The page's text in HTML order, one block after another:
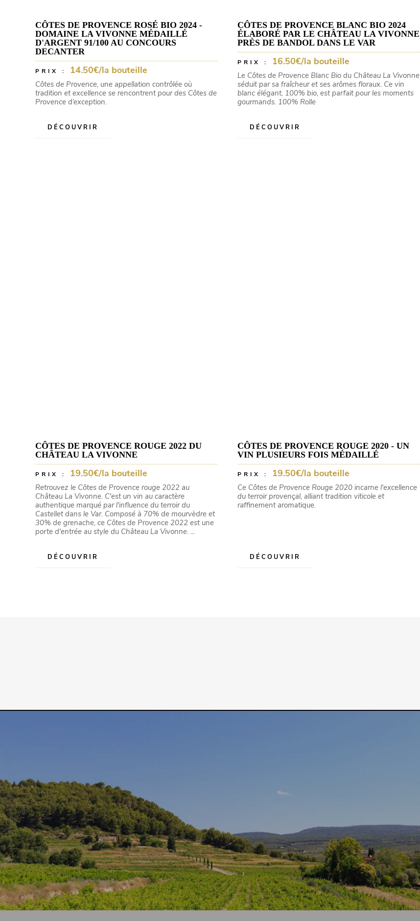
CÔTES DE PROVENCE ROSÉ BIO 2024 -
DOMAINE LA VIVONNE MÉDAILLÉ
D'ARGENT 91/100 AU CONCOURS
DECANTER
PRIX : 14.50€/la bouteille
Côtes de Provence, une appellation contrôlée où
tradition et excellence se rencontrent pour des Côtes de
Provence d’exception.
DÉCOUVRIR
CÔTES DE PROVENCE BLANC BIO 2024
ÉLABORÉ PAR LE CHÂTEAU LA VIVONNE
PRÈS DE BANDOL DANS LE VAR
PRIX : 16.50€/la bouteille
Le Côtes de Provence Blanc Bio du Château La Vivonne
séduit par sa fraîcheur et ses arômes floraux. Ce vin
blanc élégant, 100% bio, est parfait pour les moments
gourmands. 100% Rolle
DÉCOUVRIR
CÔTES DE PROVENCE ROUGE 2022 DU
CHÂTEAU LA VIVONNE
PRIX : 19.50€/la bouteille
Retrouvez le Côtes de Provence rouge 2022 au
Château La Vivonne. C'est un vin au caractère
authentique marqué par l'influence du terroir du
Castellet dans le Var. Composé à 70% de mourvèdre et
30% de grenache, ce Côtes de Provence 2022 est une
porte d'entrée au style du Château La Vivonne. ...
DÉCOUVRIR
CÔTES DE PROVENCE ROUGE 2020 - UN
VIN PLUSIEURS FOIS MÉDAILLÉ
PRIX : 19.50€/la bouteille
Ce Côtes de Provence Rouge 2020 incarne l'excellence
du terroir provençal, alliant tradition viticole et
raffinement aromatique.
DÉCOUVRIR